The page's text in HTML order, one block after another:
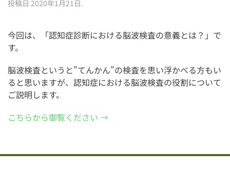
投稿日 2020年1月21日.
今回は、「認知症診断における脳波検査の意義とは？」で
す。
脳波検査というと”てんかん”の検査を思い浮かべる方もい
ると思いますが、認知症における脳波検査の役割について
ご説明します。
こちらから御覧ください →